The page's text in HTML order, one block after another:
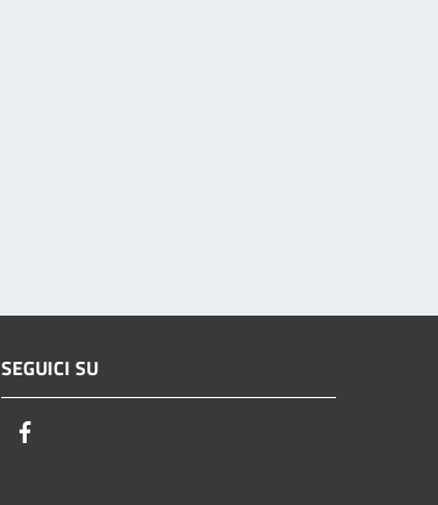
SEGUICI SU